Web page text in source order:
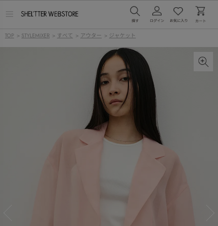
ー
を
TOP > STYLEMIXER > すべて > アウター > ジャケット